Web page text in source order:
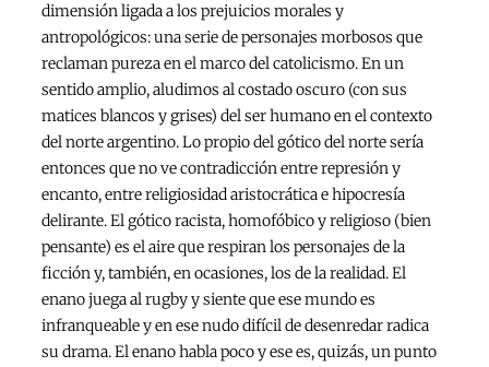
dimensión ligada a los prejuicios morales y
antropológicos: una serie de personajes morbosos que
reclaman pureza en el marco del catolicismo. En un
sentido amplio, aludimos al costado oscuro (con sus
matices blancos y grises) del ser humano en el contexto
del norte argentino. Lo propio del gótico del norte sería
entonces que no ve contradicción entre represión y
encanto, entre religiosidad aristocrática e hipocresía
delirante. El gótico racista, homofóbico y religioso (bien
pensante) es el aire que respiran los personajes de la
ficción y, también, en ocasiones, los de la realidad. El
enano juega al rugby y siente que ese mundo es
infranqueable y en ese nudo difícil de desenredar radica
su drama. El enano habla poco y ese es, quizás, un punto